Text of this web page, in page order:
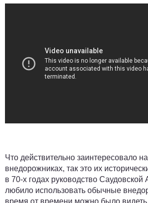
Что действительно заинтересовало
внедорожниках, так это их
в 70-х годах руководство Саудовской
любило использовать обычные
время от времени можно было